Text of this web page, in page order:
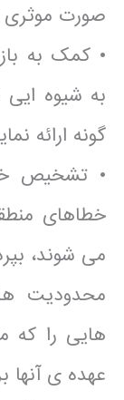
صورت موثری
• کمک به
به شیوه
گونه ارائه
• تشخیص
خطاهای
می شوند،
محدودیت
هایی را که
عهده ی آنها